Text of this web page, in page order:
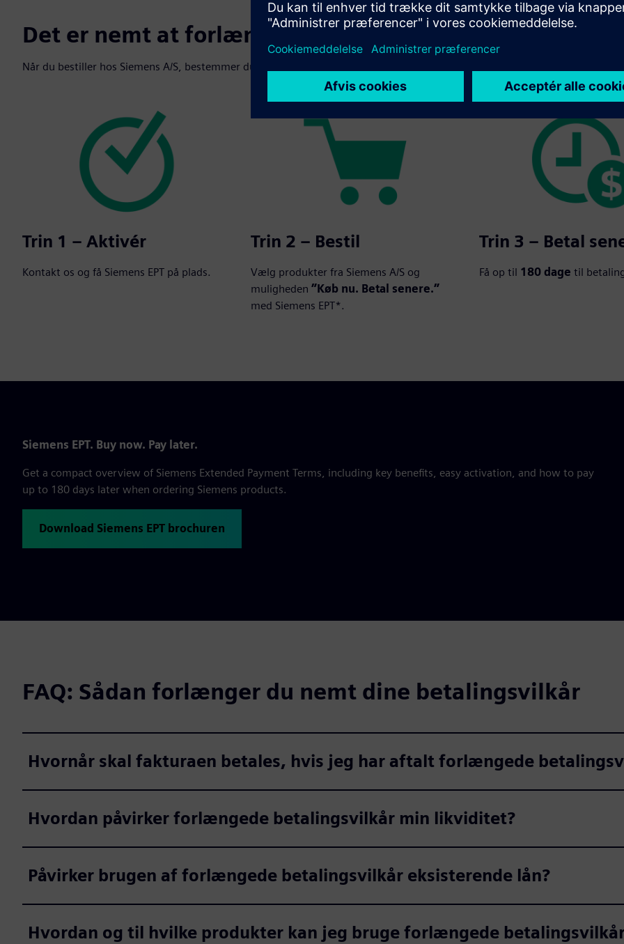
Det er nemt at forlænge din betalingsperiode
Når du bestiller hos Siemens A/S, bestemmer du selv, hvornår du vil betale – op til
Trin 1 – Aktivér
Kontakt os og få Siemens EPT på plads.
Trin 2 – Bestil
Vælg produkter fra Siemens A/S og
muligheden ”Køb nu. Betal senere.”
med Siemens EPT*.
Trin 3 – Betal
Få op til 180 dage til
Siemens EPT. Buy now. Pay later.
Get a compact overview of Siemens Extended Payment Terms, including key benefits, easy activation, and how to pay
up to 180 days later when ordering Siemens products.
Download Siemens EPT brochuren
FAQ: Sådan forlænger du nemt dine betalingsvilkår
Hvornår skal fakturaen betales, hvis jeg har aftalt forlængede
Hvordan påvirker forlængede betalingsvilkår min likviditet?
Påvirker brugen af forlængede betalingsvilkår eksisterende lån?
Hvordan og til hvilke produkter kan jeg bruge forlængede betalingsvilkår